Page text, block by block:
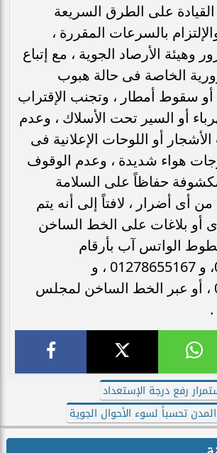
القيادة على الطرق السريعة
بالسرعات المقررة ،
وهيئة الأرصاد الجوية ، مع إتباع
الخاصة فى حالة هبوب
سقوط أمطار ، وتجنب الإقتراب
أو السير تحت الأسلاك ، وعدم
أو اللوحات الإعلانية فى
هواء شديدة ، وعدم الوقوف
حفاظاً على السلامة
أى أضرار ، لافتاً إلى أنه يتم
أو بلاغات على الخط الساخن
خطوط الواتس آب بأرقام
01149730943، و 01278655167 ، و
01091565955 ، أو عبر الخط الساخن لمجلس
رفع درجة الإستعداد
تحسباً لسوء الأحوال الجوية